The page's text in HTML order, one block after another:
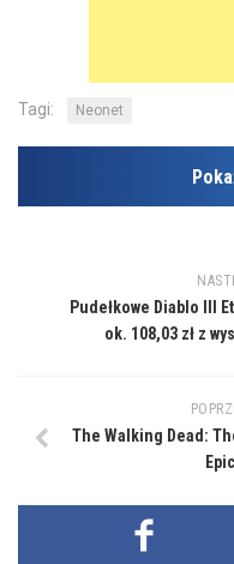
Tagi: Neonet
Pudełkowe Diablo III
ok. 108,03 zł z
The Walking Dead: